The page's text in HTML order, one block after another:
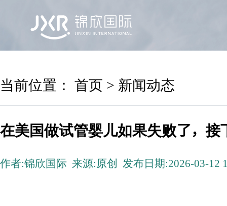
当前位置： 首页 > 新闻动态
在美国做试管婴儿如果失败了，接
作者:锦欣国际 来源:原创 发布日期:2026-03-12